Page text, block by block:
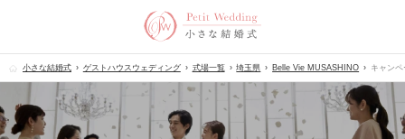
小さな結婚式 ゲストハウスウェディング 式場一覧 埼玉県 Belle Vie MUSASHINO キャン